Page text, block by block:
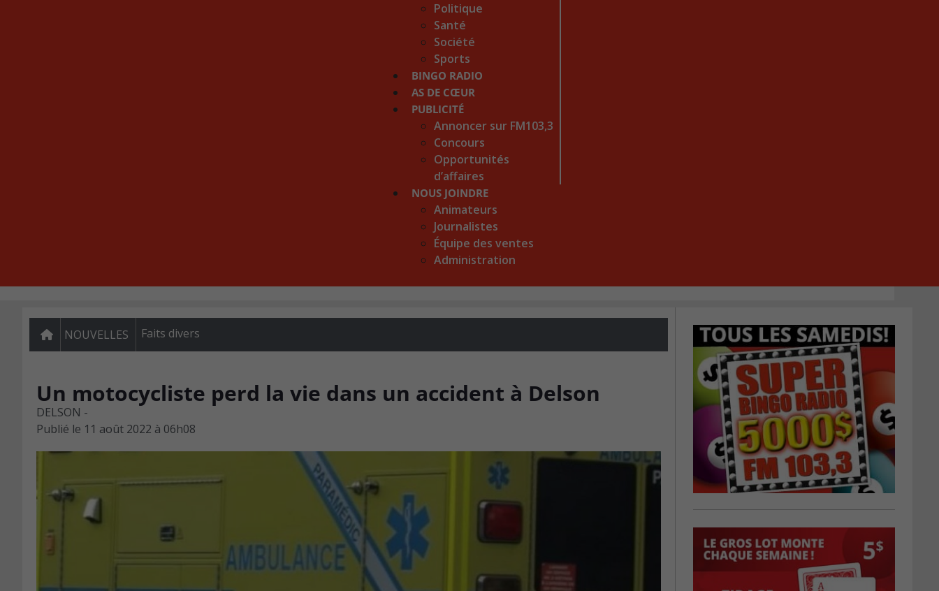
Politique
Santé
Société
Sports
BINGO RADIO
AS DE CŒUR
PUBLICITÉ
Annoncer sur FM103,3
Concours
Opportunités
d’affaires
NOUS JOINDRE
Animateurs
Journalistes
Équipe des ventes
Administration
NOUVELLES Faits divers
Un motocycliste perd la vie dans un accident à Delson
DELSON -
Publié le 11 août 2022 à 06h08